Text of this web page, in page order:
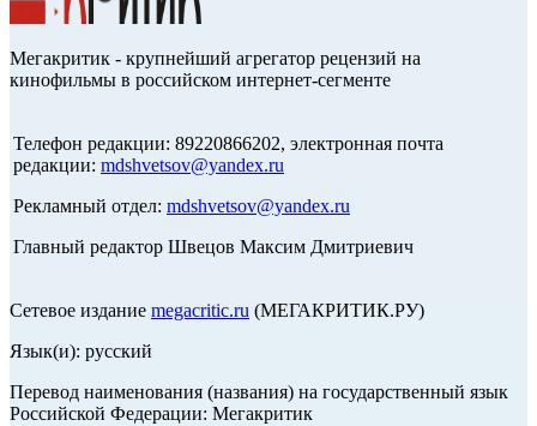
Мегакритик - крупнейший агрегатор рецензий на
кинофильмы в российском интернет-сегменте
Телефон редакции: 89220866202, электронная почта
редакции: mdshvetsov@yandex.ru
Рекламный отдел: mdshvetsov@yandex.ru
Главный редактор Швецов Максим Дмитриевич
Сетевое издание megacritic.ru (МЕГАКРИТИК.РУ)
Язык(и): русский
Перевод наименования (названия) на государственный язык
Российской Федерации: Мегакритик